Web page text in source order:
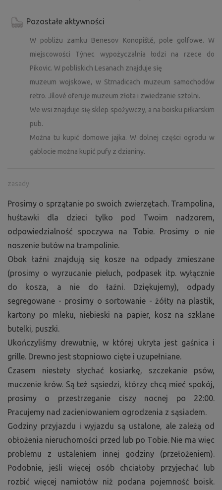
Pozostałe aktywności
W pobliżu zamku Benesov Konopiště, pole golfowe. W
miejscowości Týnec wypożyczalnia łodzi na rzece do
Pikovic. W pobliskich Lesanach znajduje się
muzeum wojskowe, w Strnadicach muzeum samochodów
retro. Jílové oferuje muzeum złota i zwiedzanie sztolni.
We wsi znajduje się sklep spożywczy, a na boisku piłkarskim
pub.
Można tu kupić domowe jajka. W dolnej części ogrodu w
gablocie można kupić pufy z dzianiny.
zasady
Prosimy o sprzątanie po swoich zwierzętach. Trampolina,
huśtawki dla dzieci tylko pod Twoim nadzorem,
odpowiedzialność spoczywa na Tobie. Prosimy o nie
noszenie butów na trampolinie.
Obok łaźni znajdują się kosze na odpady zmieszane
(prosimy o wyrzucanie pieluch, podpasek itp. wyłącznie
do kosza, a nie do łaźni. Dziękujemy), odpady
segregowane - prosimy o sortowanie - żółty na plastik,
kartony po mleku, niebieski na papier, kosz na szklane
butelki, puszki.
Ukończyliśmy drewutnię, w której ukryta jest gaśnica i
grille. Drewno jest stopniowo cięte i uzupełniane.
Czasem niestety słychać kosiarkę, szczekanie psów,
muczenie krów. Są też sąsiedzi, którzy chcą mieć spokój,
prosimy o przestrzeganie ciszy nocnej po 22:00.
Pracujemy nad zacieniowaniem ogrodzenia z sąsiadem.
Godziny przyjazdu i wyjazdu są ustalone, ale zależą od
obłożenia nieruchomości przed lub po Tobie. Nie ma więc
problemu z ustaleniem innej godziny (przełożeniem).
Podobnie, jeśli więcej osób chciałoby przyjechać lub
rozbić więcej namiotów niż podana pojemność boisk.